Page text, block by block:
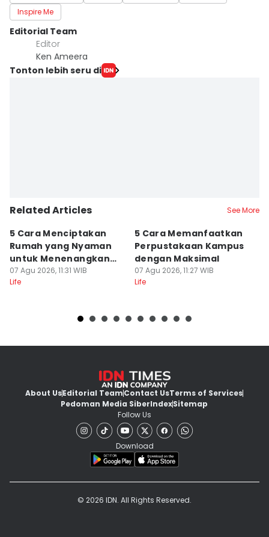
Inspire Me
Editorial Team
Editor
Ken Ameera
Tonton lebih seru di
Related Articles See More
5 Cara Menciptakan
Rumah yang Nyaman
untuk Menenangkan
Pikiran
07 Agu 2026, 11:31 WIB
Life
5 Cara Memanfaatkan
Perpustakaan Kampus
dengan Maksimal
07 Agu 2026, 11:27 WIB
Life
About UsEditorial TeamContact UsTerms of Services
Pedoman Media SiberIndexSitemap
Follow Us
Download
© 2026 IDN. All Rights Reserved.